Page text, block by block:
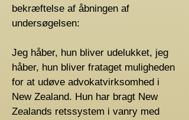
bekræftelse af åbningen af ​​
undersøgelsen:
Jeg håber, hun bliver udelukket, jeg
håber, hun bliver frataget muligheden
for at udøve advokatvirksomhed i
New Zealand. Hun har bragt New
Zealands retssystem i vanry med